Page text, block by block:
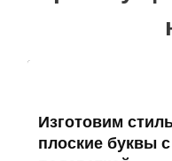
Изготовим
плоские буквы с